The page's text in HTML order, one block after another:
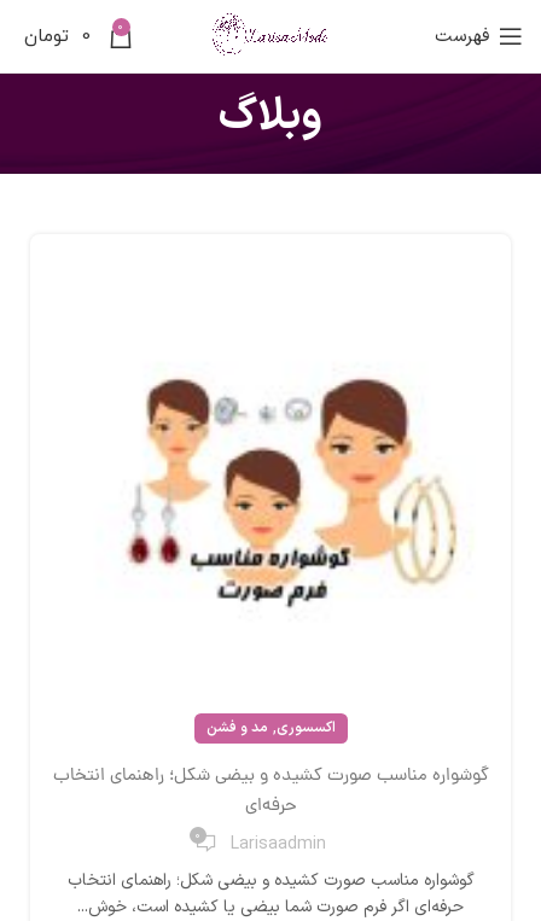
فهرست 0
0 تومان
وبلاگ
اکسسوری, مد و فشن
گوشواره مناسب صورت کشیده و بیضی شکل؛ راهنمای انتخاب
حرفه‌ای
Larisaadmin
0
گوشواره مناسب صورت کشیده و بیضی شکل؛ راهنمای انتخاب
حرفه‌ای اگر فرم صورت شما بیضی یا کشیده است، خوش...